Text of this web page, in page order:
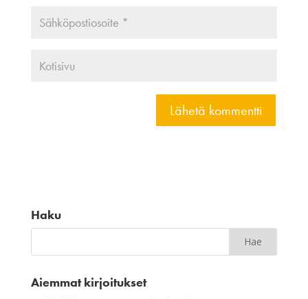
Haku
Aiemmat kirjoitukset